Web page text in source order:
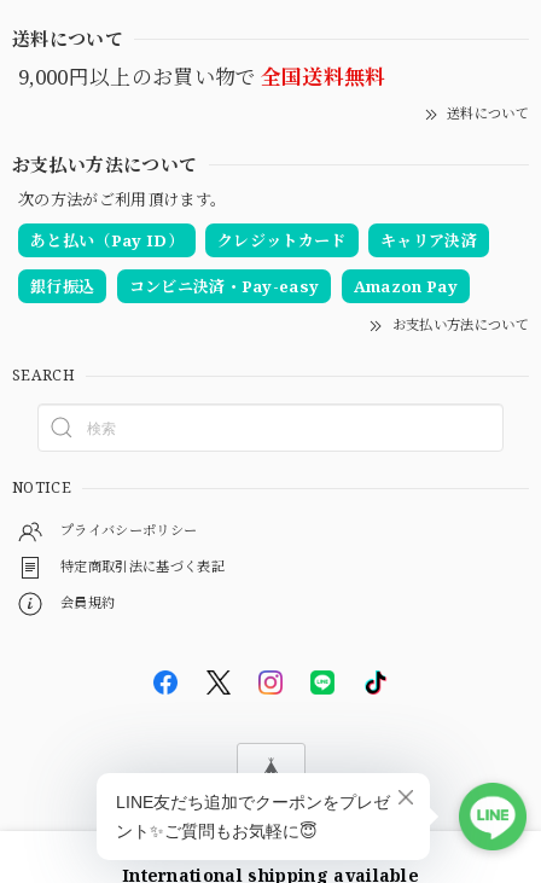
送料について
9,000円以上のお買い物で 全国送料無料
送料について
お支払い方法について
次の方法がご利用頂けます。
あと払い（Pay ID）
クレジットカード キャリア決済
銀行振込 コンビニ決済・Pay-easy Amazon Pay
お支払い方法について
SEARCH
NOTICE
プライバシーポリシー
特定商取引法に基づく表記
会員規約
© EBiS GEM
International shipping available